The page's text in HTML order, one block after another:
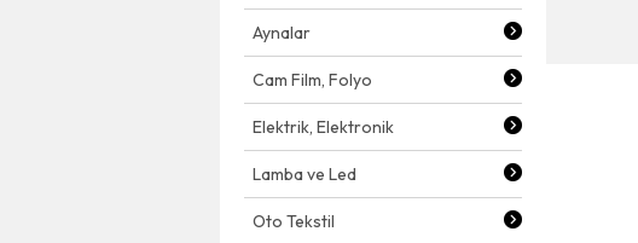
Aynalar
Cam Film, Folyo
Elektrik, Elektronik
Lamba ve Led
Oto Tekstil